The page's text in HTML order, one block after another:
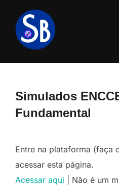
para
conteúdo
Simulados
Fundamental
Entre na plataforma (faça
acessar esta página.
Acessar aqui | Não é um